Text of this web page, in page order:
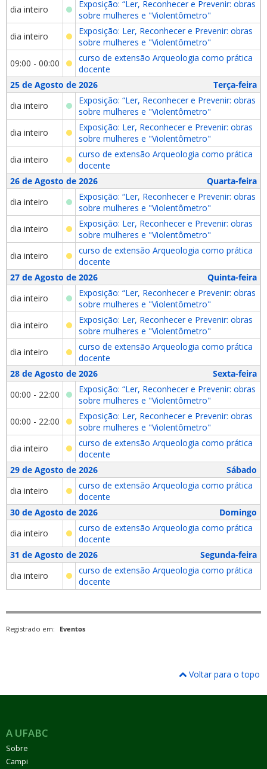
dia inteiro
Exposição: “Ler, Reconhecer e Prevenir: obras
sobre mulheres e "Violentômetro"
dia inteiro
Exposição: Ler, Reconhecer e Prevenir: obras
sobre mulheres e "Violentômetro"
09:00 - 00:00
curso de extensão Arqueologia como prática
docente
25 de Agosto de 2026
Terça-feira
dia inteiro
Exposição: “Ler, Reconhecer e Prevenir: obras
sobre mulheres e "Violentômetro"
dia inteiro
Exposição: Ler, Reconhecer e Prevenir: obras
sobre mulheres e "Violentômetro"
dia inteiro
curso de extensão Arqueologia como prática
docente
26 de Agosto de 2026
Quarta-feira
dia inteiro
Exposição: “Ler, Reconhecer e Prevenir: obras
sobre mulheres e "Violentômetro"
dia inteiro
Exposição: Ler, Reconhecer e Prevenir: obras
sobre mulheres e "Violentômetro"
dia inteiro
curso de extensão Arqueologia como prática
docente
27 de Agosto de 2026
Quinta-feira
dia inteiro
Exposição: “Ler, Reconhecer e Prevenir: obras
sobre mulheres e "Violentômetro"
dia inteiro
Exposição: Ler, Reconhecer e Prevenir: obras
sobre mulheres e "Violentômetro"
dia inteiro
curso de extensão Arqueologia como prática
docente
28 de Agosto de 2026
Sexta-feira
00:00 - 22:00
Exposição: “Ler, Reconhecer e Prevenir: obras
sobre mulheres e "Violentômetro"
00:00 - 22:00
Exposição: Ler, Reconhecer e Prevenir: obras
sobre mulheres e "Violentômetro"
dia inteiro
curso de extensão Arqueologia como prática
docente
29 de Agosto de 2026
Sábado
dia inteiro
curso de extensão Arqueologia como prática
docente
30 de Agosto de 2026
Domingo
dia inteiro
curso de extensão Arqueologia como prática
docente
31 de Agosto de 2026
Segunda-feira
dia inteiro
curso de extensão Arqueologia como prática
docente
Registrado em: Eventos
Voltar para o topo
A UFABC
Sobre
Campi